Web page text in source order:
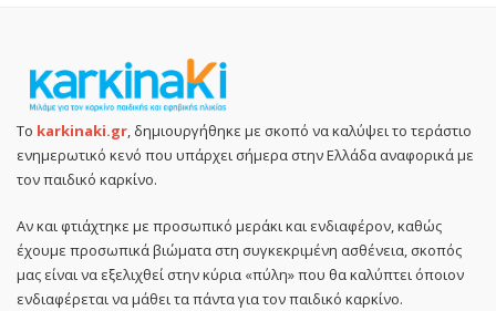
Το karkinaki.gr, δημιουργήθηκε με σκοπό να καλύψει το τεράστιο
ενημερωτικό κενό που υπάρχει σήμερα στην Ελλάδα αναφορικά με
τον παιδικό καρκίνο.
Αν και φτιάχτηκε με προσωπικό μεράκι και ενδιαφέρον, καθώς
έχουμε προσωπικά βιώματα στη συγκεκριμένη ασθένεια, σκοπός
μας είναι να εξελιχθεί στην κύρια «πύλη» που θα καλύπτει όποιον
ενδιαφέρεται να μάθει τα πάντα για τον παιδικό καρκίνο.